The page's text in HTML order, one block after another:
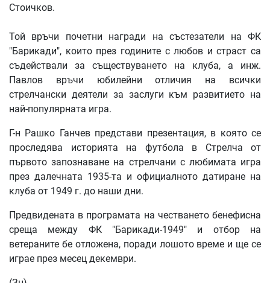
Стоичков.
Той връчи почетни награди на състезатели на ФК
"Барикади", които през годините с любов и страст са
съдействали за съществуването на клуба, а инж.
Павлов връчи юбилейни отличия на всички
стрелчански деятели за заслуги към развитието на
най-популярната игра.
Г-н Рашко Ганчев представи презентация, в която се
проследява историята на футбола в Стрелча от
първото запознаване на стрелчани с любимата игра
през далечната 1935-та и официалното датиране на
клуба от 1949 г. до наши дни.
Предвидената в програмата на честването бенефисна
среща между ФК "Барикади-1949" и отбор на
ветераните бе отложена, поради лошото време и ще се
играе през месец декември.